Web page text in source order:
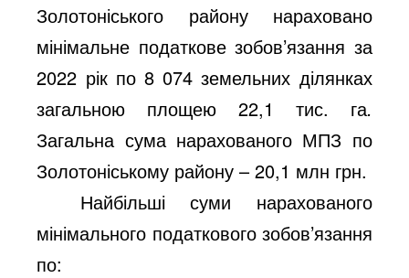
Золотоніського району нараховано
мінімальне податкове зобов’язання за
2022 рік по 8 074 земельних ділянках
загальною площею 22,1 тис. га.
Загальна сума нарахованого МПЗ по
Золотоніському району – 20,1 млн грн.
Найбільшісуми нарахованого
мінімального податкового зобов’язання
по: